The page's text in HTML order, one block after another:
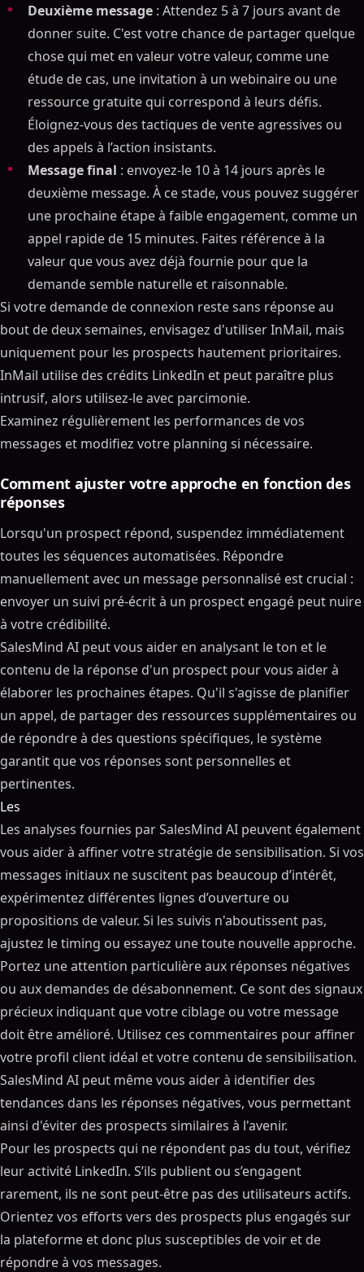
Deuxième message : Attendez 5 à 7 jours avant de
donner suite. C'est votre chance de partager quelque
chose qui met en valeur votre valeur, comme une
étude de cas, une invitation à un webinaire ou une
ressource gratuite qui correspond à leurs défis.
Éloignez-vous des tactiques de vente agressives ou
des appels à l’action insistants.
Message final : envoyez-le 10 à 14 jours après le
deuxième message. À ce stade, vous pouvez suggérer
une prochaine étape à faible engagement, comme un
appel rapide de 15 minutes. Faites référence à la
valeur que vous avez déjà fournie pour que la
demande semble naturelle et raisonnable.
Si votre demande de connexion reste sans réponse au
bout de deux semaines, envisagez d'utiliser InMail, mais
uniquement pour les prospects hautement prioritaires.
InMail utilise des crédits LinkedIn et peut paraître plus
intrusif, alors utilisez-le avec parcimonie.
Examinez régulièrement les performances de vos
messages et modifiez votre planning si nécessaire.
Comment ajuster votre approche en fonction des
réponses
Lorsqu'un prospect répond, suspendez immédiatement
toutes les séquences automatisées. Répondre
manuellement avec un message personnalisé est crucial :
envoyer un suivi pré-écrit à un prospect engagé peut nuire
à votre crédibilité.
SalesMind AI peut vous aider en analysant le ton et le
contenu de la réponse d'un prospect pour vous aider à
élaborer les prochaines étapes. Qu'il s'agisse de planifier
un appel, de partager des ressources supplémentaires ou
de répondre à des questions spécifiques, le système
garantit que vos réponses sont personnelles et
pertinentes.
Les
Les analyses fournies par SalesMind AI peuvent également
vous aider à affiner votre stratégie de sensibilisation. Si vos
messages initiaux ne suscitent pas beaucoup d’intérêt,
expérimentez différentes lignes d’ouverture ou
propositions de valeur. Si les suivis n'aboutissent pas,
ajustez le timing ou essayez une toute nouvelle approche.
Portez une attention particulière aux réponses négatives
ou aux demandes de désabonnement. Ce sont des signaux
précieux indiquant que votre ciblage ou votre message
doit être amélioré. Utilisez ces commentaires pour affiner
votre profil client idéal et votre contenu de sensibilisation.
SalesMind AI peut même vous aider à identifier des
tendances dans les réponses négatives, vous permettant
ainsi d'éviter des prospects similaires à l'avenir.
Pour les prospects qui ne répondent pas du tout, vérifiez
leur activité LinkedIn. S’ils publient ou s’engagent
rarement, ils ne sont peut-être pas des utilisateurs actifs.
Orientez vos efforts vers des prospects plus engagés sur
la plateforme et donc plus susceptibles de voir et de
répondre à vos messages.